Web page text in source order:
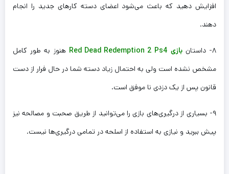
افزایش دهید که باعث می‌شود اعضای دسته کارهای جدید را انجام
دهند.
۸- داستان بازی Red Dead Redemption 2 Ps4
هنوز به طور کامل
مشخص نشده است ولی به احتمال زیاد دسته شما در حال فرار از دست
قانون پس از یک دزدی نا موفق است.
۹- بسیاری از درگیری‌های بازی را می‌توانید از طریق صحبت و مصالحه نیز
پیش ببرید و نیازی به استفاده از اسلحه در تمامی درگیری‌ها نیست.